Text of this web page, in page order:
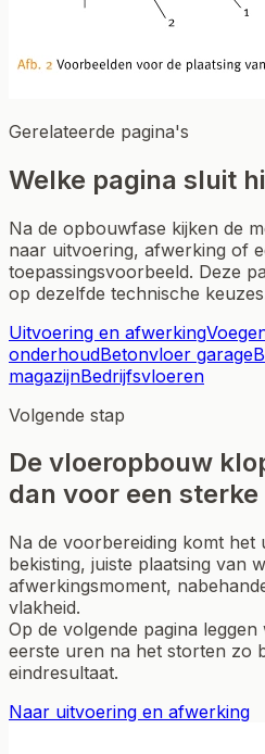
Gerelateerde pagina's
Welke pagina sluit
Na de opbouwfase kijken de
naar uitvoering, afwerking of
toepassingsvoorbeeld. Deze
op dezelfde technische
Uitvoering en afwerking
onderhoudBetonvloer garage
magazijnBedrijfsvloeren
Volgende stap
De vloeropbouw
dan voor een
Na de voorbereiding komt
bekisting, juiste plaatsing van
afwerkingsmoment,
vlakheid.
Op de volgende pagina
eerste uren na het storten zo
eindresultaat.
Naar uitvoering en afwerking